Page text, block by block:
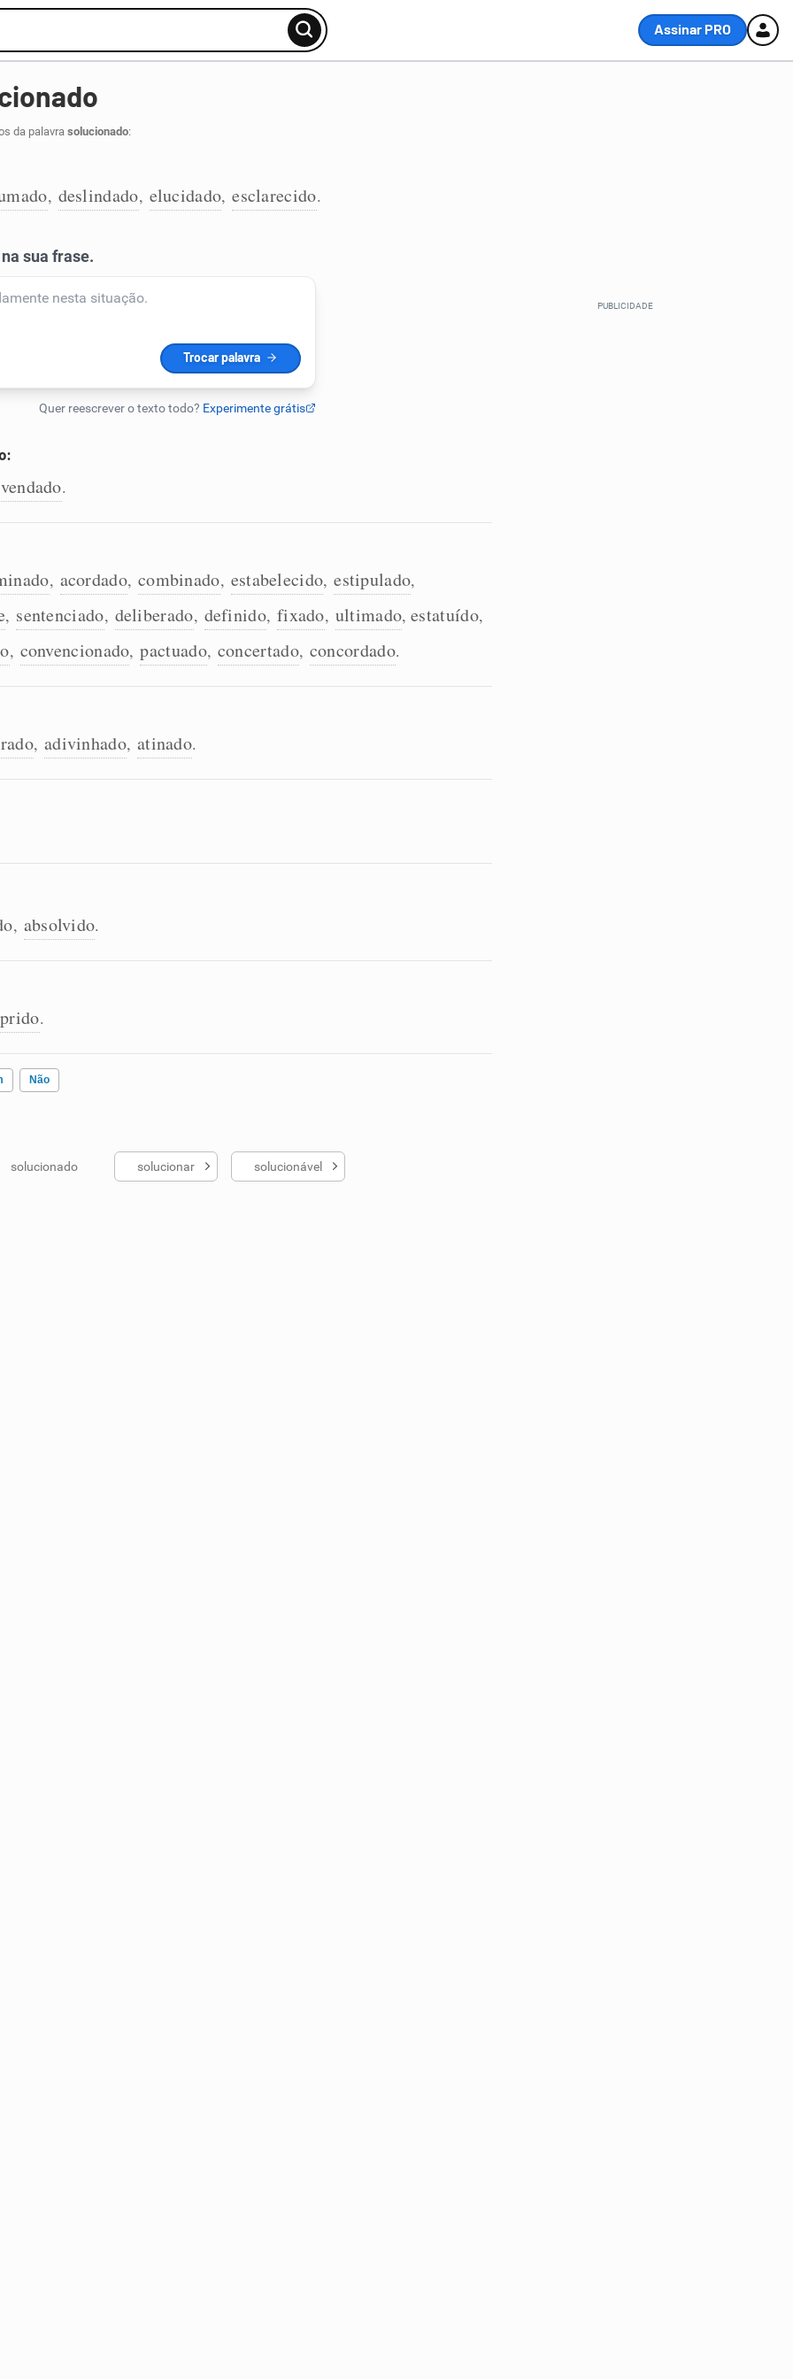
Assinar PRO
da palavra solucionado:
, deslindado, elucidado, esclarecido.
.
, acordado, combinado, estabelecido, estipulado,
, sentenciado, deliberado, definido, fixado, ultimado,estatuído,
, convencionado, pactuado, concertado, concordado.
, adivinhado, atinado.
, absolvido.
.
Não
me ajudou
solucionado solucionar solucionável